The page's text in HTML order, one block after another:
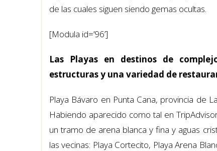
de las cuales siguen siendo gemas ocultas.
[Modula id=’96’]
Las Playas en destinos de
estructuras y una variedad de
Playa Bávaro en Punta Cana, provincia de
Habiendo aparecido como tal en
un tramo de arena blanca y fina y aguas
las vecinas: Playa Cortecito, Playa Arena